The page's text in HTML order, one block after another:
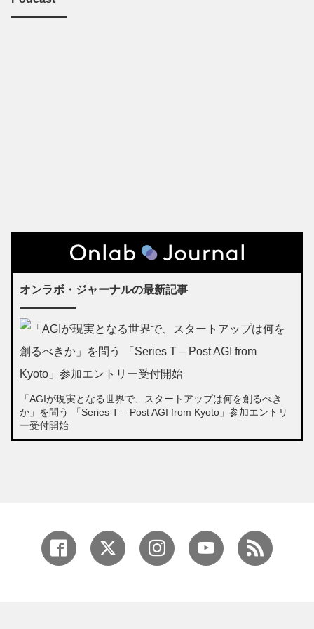
オンラボ・ジャーナルの最新記事
「AGIが現実となる世界で、スタートアップは何を創るべき
か」を問う 「Series T – Post AGI from Kyoto」参加エントリ
ー受付開始